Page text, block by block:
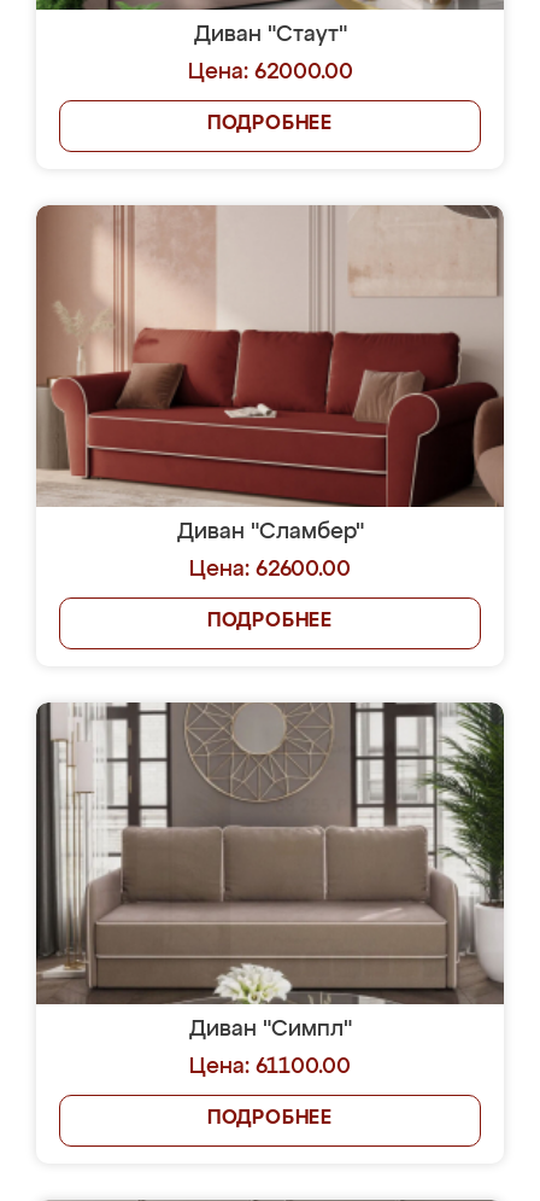
Диван "Стаут"
Цена: 62000.00
ПОДРОБНЕЕ
Диван "Сламбер"
Цена: 62600.00
ПОДРОБНЕЕ
Диван "Симпл"
Цена: 61100.00
ПОДРОБНЕЕ